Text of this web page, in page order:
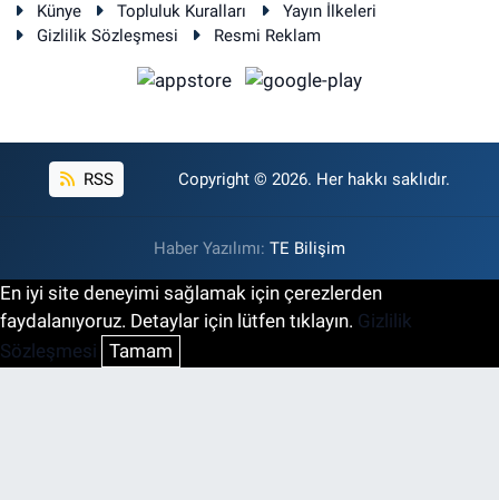
Künye
Topluluk Kuralları
Yayın İlkeleri
Gizlilik Sözleşmesi
Resmi Reklam
RSS Copyright © 2026. Her hakkı saklıdır.
Haber Yazılımı: TE Bilişim
En iyi site deneyimi sağlamak için çerezlerden
faydalanıyoruz. Detaylar için lütfen tıklayın. Gizlilik
Sözleşmesi Tamam